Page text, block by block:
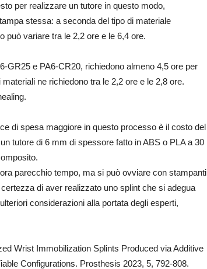
per realizzare un tutore in questo modo,
stessa: a seconda del tipo di materiale
può variare tra le 2,2 ore e le 6,4 ore.
GR25 e PA6-CR20, richiedono almeno 4,5 ore per
ne richiedono tra le 2,2 ore e le 2,8 ore.
di spesa maggiore in questo processo è il costo del
tutore di 6 mm di spessore fatto in ABS o PLA a 30
parecchio tempo, ma si può ovviare con stampanti
di aver realizzato uno splint che si adegua
considerazioni alla portata degli esperti,
Wrist Immobilization Splints Produced via Additive
Configurations. Prosthesis 2023, 5, 792-808.